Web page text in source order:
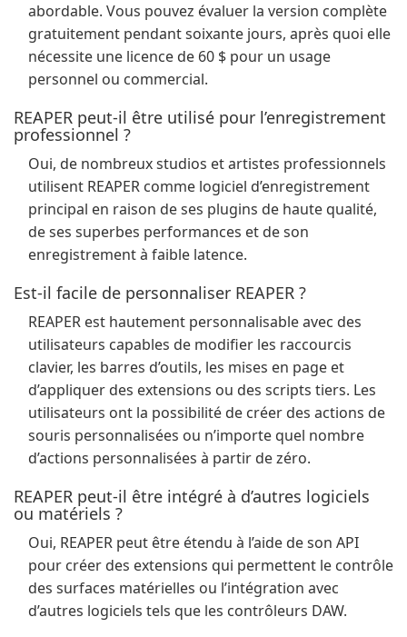
abordable. Vous pouvez évaluer la version complète
gratuitement pendant soixante jours, après quoi elle
nécessite une licence de 60 $ pour un usage
personnel ou commercial.
REAPER peut-il être utilisé pour l’enregistrement
professionnel ?
Oui, de nombreux studios et artistes professionnels
utilisent REAPER comme logiciel d’enregistrement
principal en raison de ses plugins de haute qualité,
de ses superbes performances et de son
enregistrement à faible latence.
Est-il facile de personnaliser REAPER ?
REAPER est hautement personnalisable avec des
utilisateurs capables de modifier les raccourcis
clavier, les barres d’outils, les mises en page et
d’appliquer des extensions ou des scripts tiers. Les
utilisateurs ont la possibilité de créer des actions de
souris personnalisées ou n’importe quel nombre
d’actions personnalisées à partir de zéro.
REAPER peut-il être intégré à d’autres logiciels
ou matériels ?
Oui, REAPER peut être étendu à l’aide de son API
pour créer des extensions qui permettent le contrôle
des surfaces matérielles ou l’intégration avec
d’autres logiciels tels que les contrôleurs DAW.